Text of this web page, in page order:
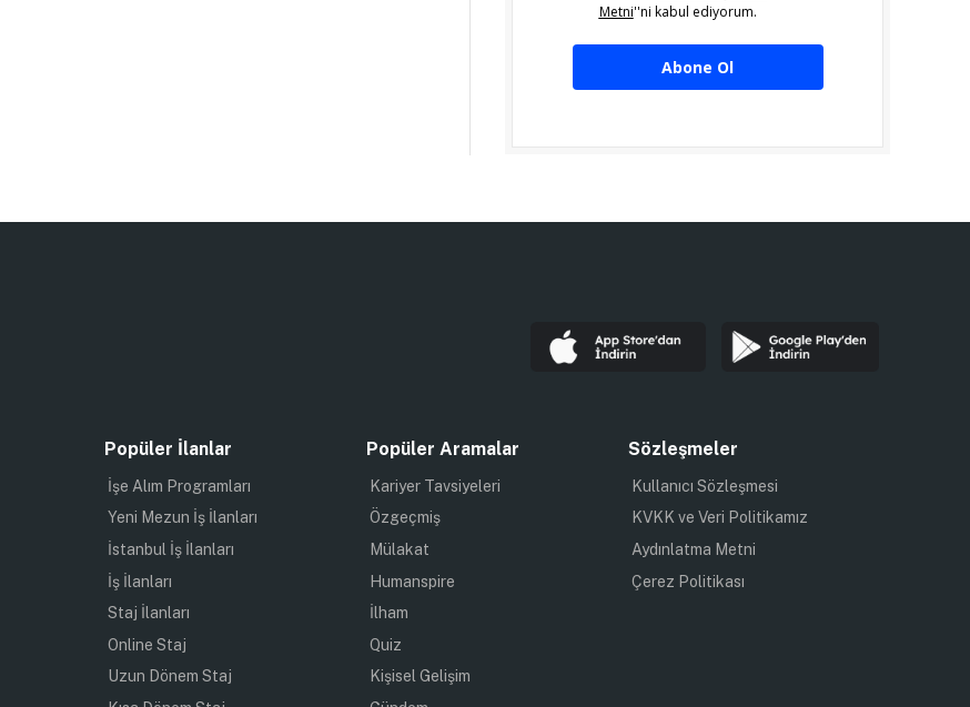
Metni''ni kabul ediyorum.
Abone Ol
Popüler İlanlar
İşe Alım Programları
Yeni Mezun İş İlanları
İstanbul İş İlanları
İş İlanları
Staj İlanları
Online Staj
Uzun Dönem Staj
Popüler Aramalar
Kariyer Tavsiyeleri
Özgeçmiş
Mülakat
Humanspire
İlham
Quiz
Kişisel Gelişim
Sözleşmeler
Kullanıcı Sözleşmesi
KVKK ve Veri Politikamız
Aydınlatma Metni
Çerez Politikası